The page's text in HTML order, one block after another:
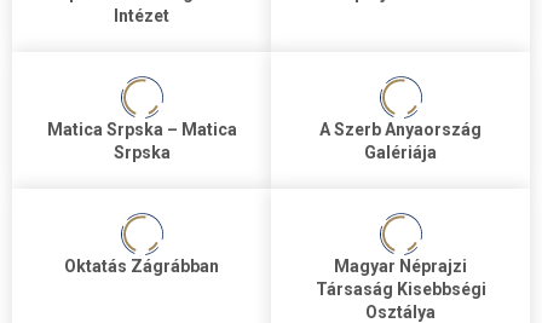
Intézet
Matica Srpska – Matica
Srpska
A Szerb Anyaország
Galériája
Oktatás Zágrábban
Magyar Néprajzi
Társaság Kisebbségi
Osztálya